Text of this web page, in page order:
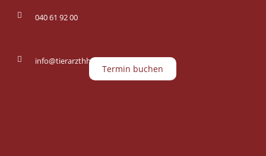
 040 61 92 00
 info@tierarzthh.de
Termin buchen